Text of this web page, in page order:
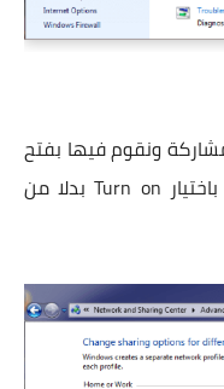
ونقوم فيها بفتح
كل الخيارات كما فى الصورة التالية باختيار Turn on بدلا من